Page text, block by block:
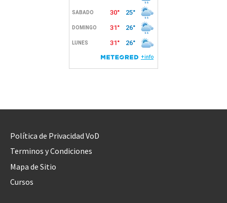
Política de Privacidad VoD
Terminos y Condiciones
Mapa de Sitio
Cursos